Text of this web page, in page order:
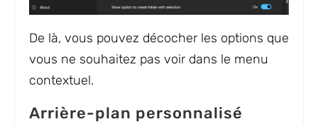
De là, vous pouvez décocher les options que
vous ne souhaitez pas voir dans le menu
contextuel.
Arrière-plan personnalisé